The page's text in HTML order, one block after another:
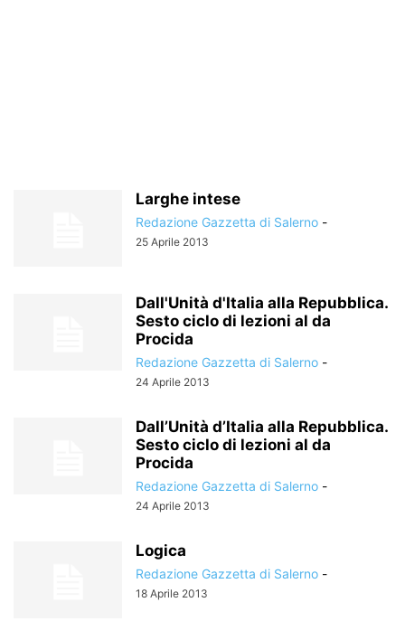
Larghe intese
Redazione Gazzetta di Salerno -
25 Aprile 2013
Dall'Unità d'Italia alla Repubblica.
Sesto ciclo di lezioni al da
Procida
Redazione Gazzetta di Salerno -
24 Aprile 2013
Dall’Unità d’Italia alla Repubblica.
Sesto ciclo di lezioni al da
Procida
Redazione Gazzetta di Salerno -
24 Aprile 2013
Logica
Redazione Gazzetta di Salerno -
18 Aprile 2013